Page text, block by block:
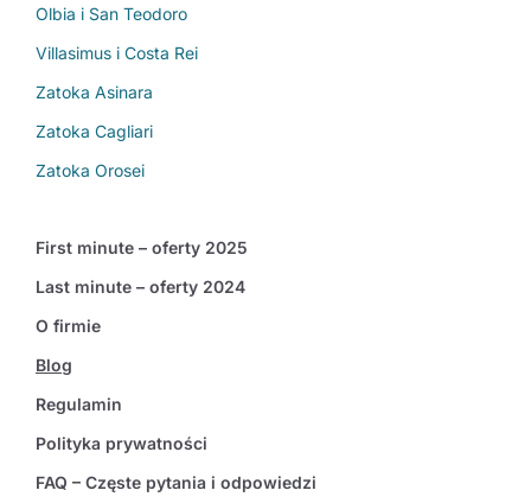
Olbia i San Teodoro
Villasimus i Costa Rei
Zatoka Asinara
Zatoka Cagliari
Zatoka Orosei
First minute – oferty 2025
Last minute – oferty 2024
O firmie
Blog
Regulamin
Polityka prywatności
FAQ – Częste pytania i odpowiedzi